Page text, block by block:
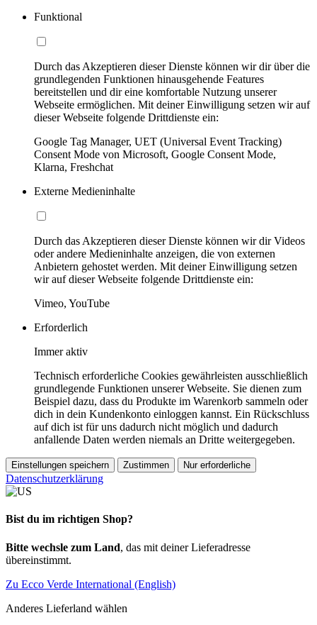
Funktional
Durch das Akzeptieren dieser Dienste können wir dir über die
grundlegenden Funktionen hinausgehende Features
bereitstellen und dir eine komfortable Nutzung unserer
Webseite ermöglichen. Mit deiner Einwilligung setzen wir auf
dieser Webseite folgende Drittdienste ein:
Google Tag Manager, UET (Universal Event Tracking)
Consent Mode von Microsoft, Google Consent Mode,
Klarna, Freshchat
Externe Medieninhalte
Durch das Akzeptieren dieser Dienste können wir dir Videos
oder andere Medieninhalte anzeigen, die von externen
Anbietern gehostet werden. Mit deiner Einwilligung setzen
wir auf dieser Webseite folgende Drittdienste ein:
Vimeo, YouTube
Erforderlich
Immer aktiv
Technisch erforderliche Cookies gewährleisten ausschließlich
grundlegende Funktionen unserer Webseite. Sie dienen zum
Beispiel dazu, dass du Produkte im Warenkorb sammeln oder
dich in dein Kundenkonto einloggen kannst. Ein Rückschluss
auf dich ist für uns dadurch nicht möglich und dadurch
anfallende Daten werden niemals an Dritte weitergegeben.
Einstellungen speichern Zustimmen Nur erforderliche
Datenschutzerklärung
Bist du im richtigen Shop?
Bitte wechsle zum Land, das mit deiner Lieferadresse
übereinstimmt.
Zu Ecco Verde International (English)
Anderes Lieferland wählen